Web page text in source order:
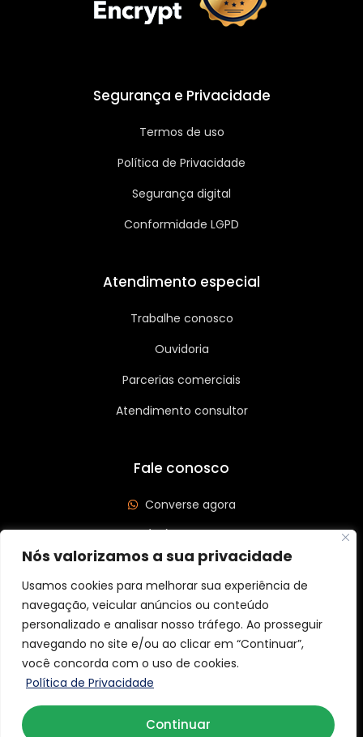
Nós valorizamos a sua privacidade
Usamos cookies para melhorar sua experiência de
navegação, veicular anúncios ou conteúdo
personalizado e analisar nosso tráfego. Ao prosseguir
navegando no site e/ou ao clicar em “Continuar”,
você concorda com o uso de cookies.
Política de Privacidade
Continuar
Segurança e Privacidade
Termos de uso
Política de Privacidade
Segurança digital
Conformidade LGPD
Atendimento especial
Trabalhe conosco
Ouvidoria
Parcerias comerciais
Atendimento consultor
Fale conosco
Converse agora
(62) 3626-3208
Av. Leste Oeste, Qd 562 Lt 03, St São José, Goiânia/GO
CEP: 74440-185
Copyright © 2026 Aider Graff. Todos os direitos reservados.